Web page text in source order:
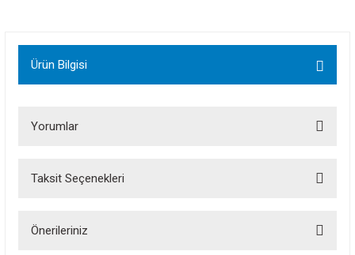
Ürün Bilgisi
Yorumlar
Taksit Seçenekleri
Önerileriniz